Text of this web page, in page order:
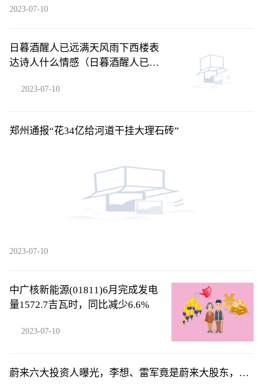
2023-07-10
日暮酒醒人已远满天风雨下西楼表
达诗人什么情感（日暮酒醒人已远
2023-07-10
郑州通报“花34亿给河道干挂大理石砖”
2023-07-10
中广核新能源(01811)6月完成发电
量1572.7吉瓦时，同比减少6.6%
2023-07-10
蔚来六大投资人曝光，李想、雷军竟是蔚来大股东，俞